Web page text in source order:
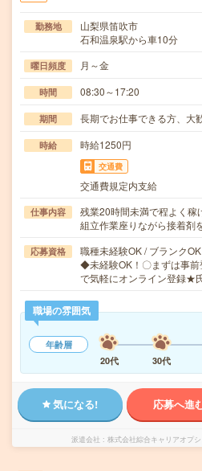
勤務地
山梨県笛吹市
石和温泉駅から車10分
曜日頻度 月～金
時間 08:30～17:20
期間 長期でお仕事できる方、大
時給 時給1250円
交通費
交通費規定内支給
仕事内容
残業20時間未満で程よく稼
組立作業座りながら接着
応募資格
職種未経験OK / ブランク
◆未経験OK！〇まずは事
で気軽にオンライン登録★
職場の雰囲気
年齢層
20代
30代
気になる! 応募へ進
派遣会社 株式会社綜合キャリアオプ